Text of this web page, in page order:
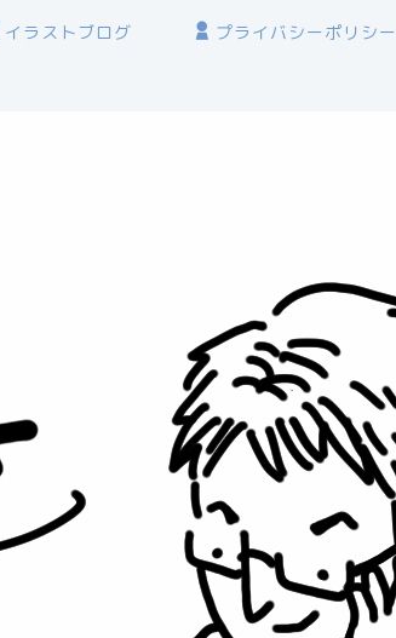
イラストブログ プライバシーポリシー